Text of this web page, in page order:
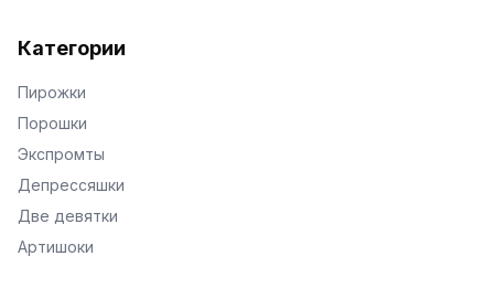
Категории
Пирожки
Порошки
Экспромты
Депрессяшки
Две девятки
Артишоки